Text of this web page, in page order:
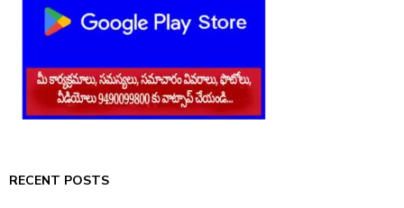
RECENT POSTS